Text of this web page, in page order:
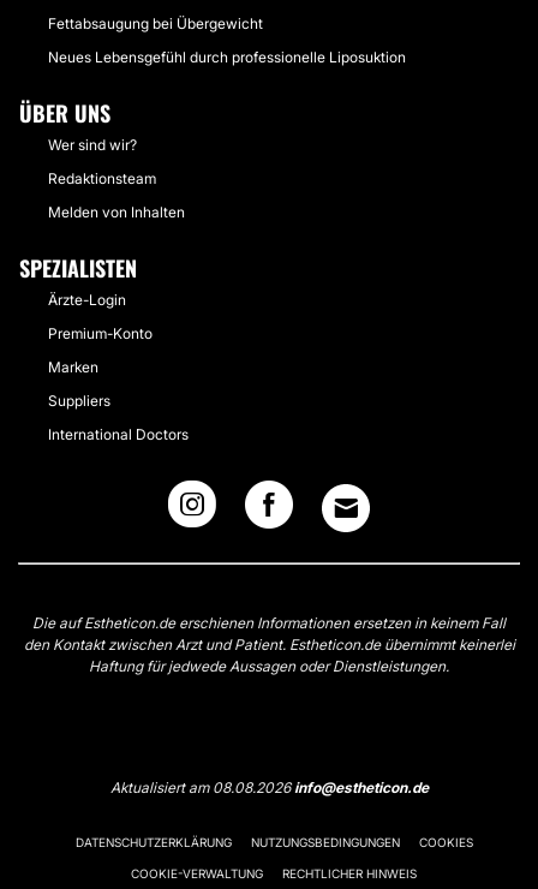
Fettabsaugung bei Übergewicht
Neues Lebensgefühl durch professionelle Liposuktion
ÜBER UNS
Wer sind wir?
Redaktionsteam
Melden von Inhalten
SPEZIALISTEN
Ärzte-Login
Premium-Konto
Marken
Suppliers
International Doctors
Die auf Estheticon.de erschienen Informationen ersetzen in keinem Fall
den Kontakt zwischen Arzt und Patient. Estheticon.de übernimmt keinerlei
Haftung für jedwede Aussagen oder Dienstleistungen.
Aktualisiert am 08.08.2026info@estheticon.de
DATENSCHUTZERKLÄRUNG NUTZUNGSBEDINGUNGEN COOKIES
COOKIE-VERWALTUNG RECHTLICHER HINWEIS